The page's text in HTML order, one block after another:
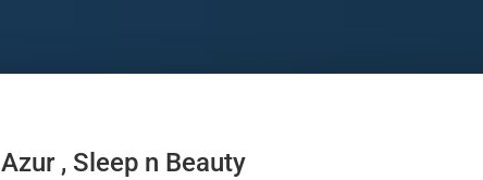
Azur , Sleep n Beauty